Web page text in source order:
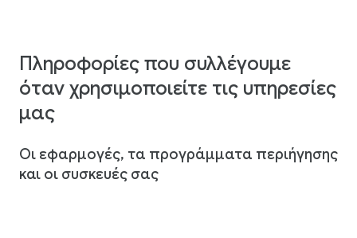
Πληροφορίες που συλλέγουμε
όταν χρησιμοποιείτε τις υπηρεσίες
μας
Οι εφαρμογές, τα προγράμματα περιήγησης
και οι συσκευές σας